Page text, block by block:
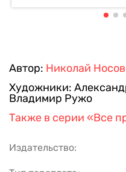
Автор: Николай Носов
Художники:
Владимир Ружо
Также в серии «Все
Издательство: